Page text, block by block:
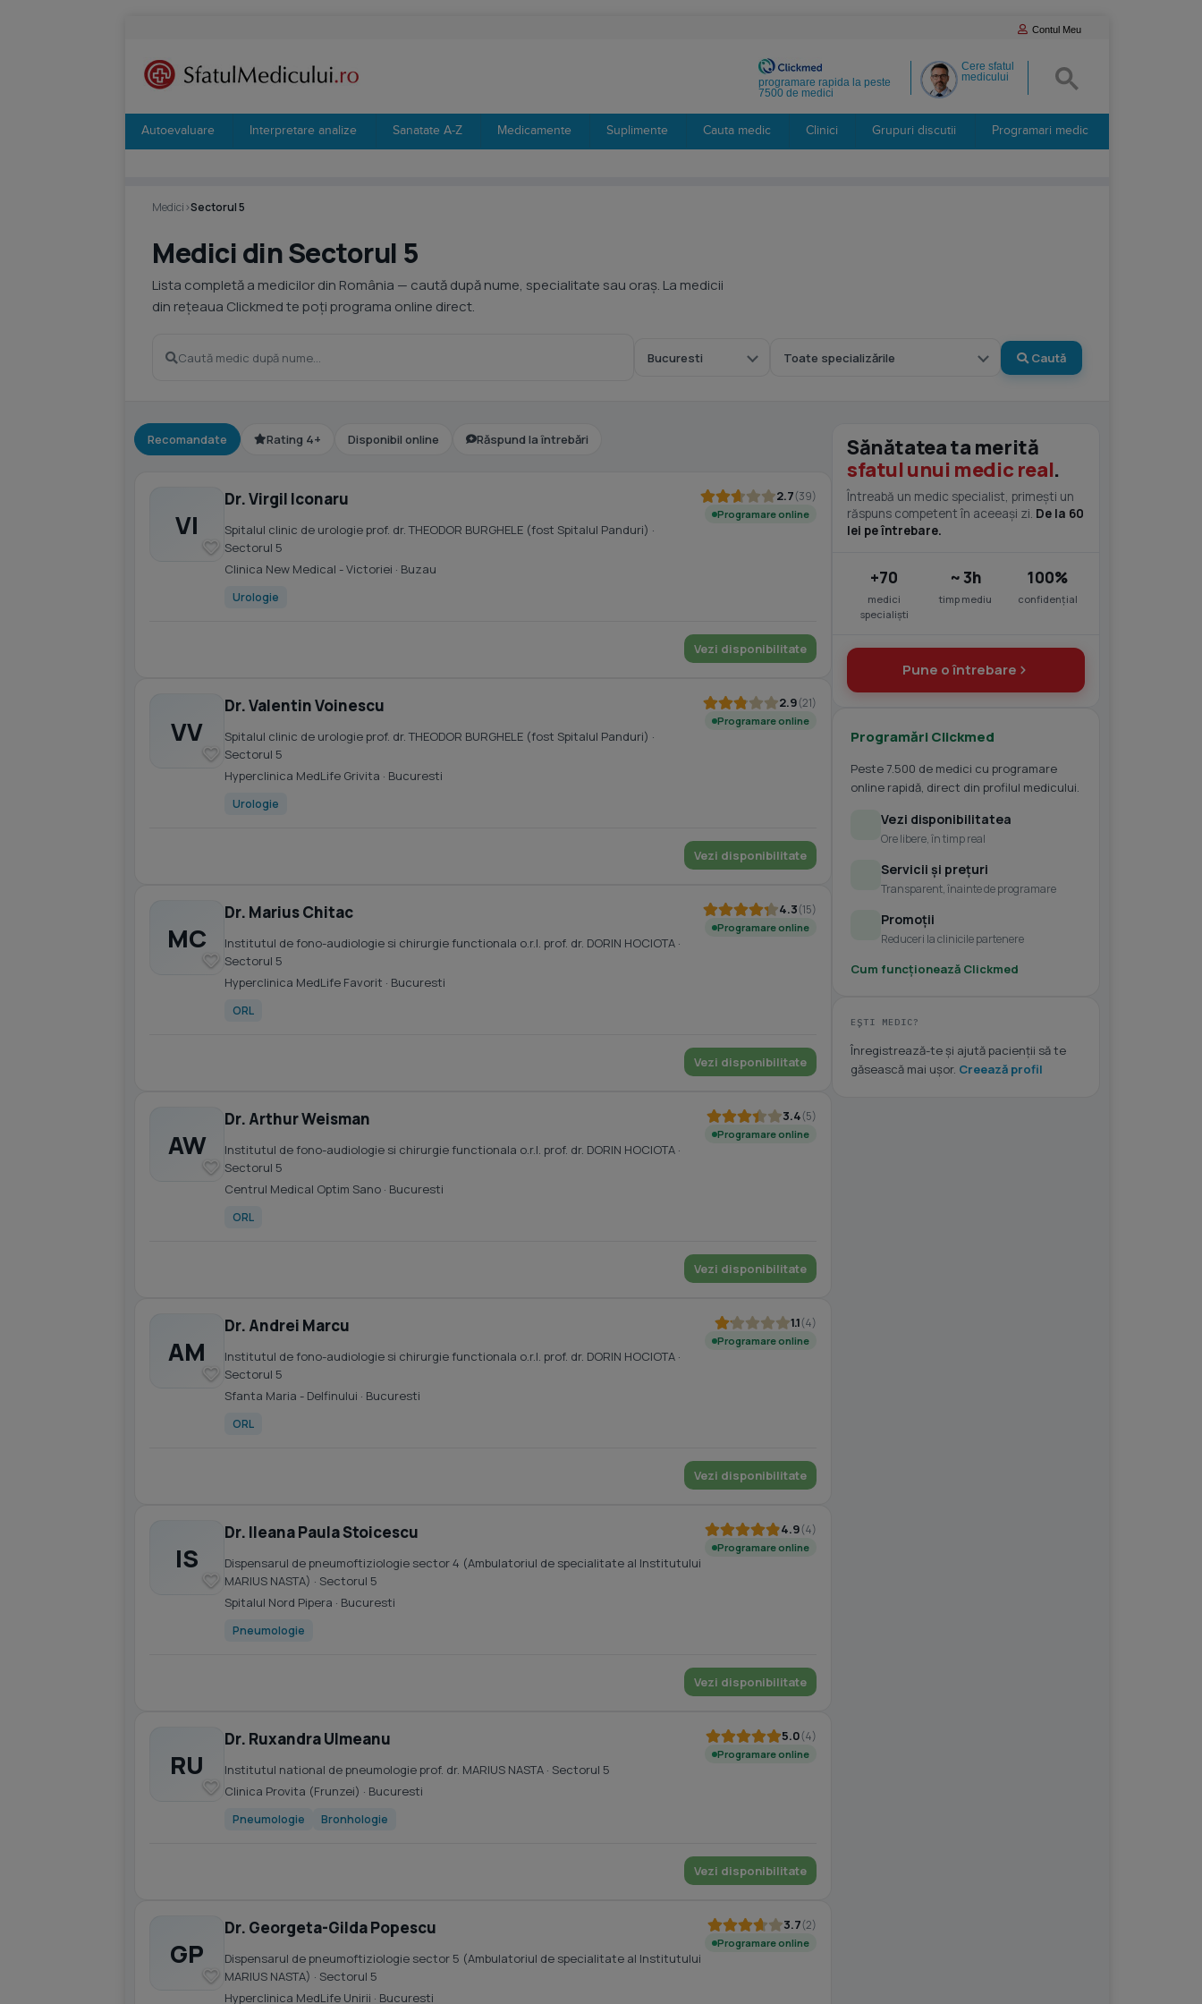
Contul Meu
Cere sfatul
medicului
programare rapida la peste
7500 de medici
Autoevaluare Interpretare analize Sanatate A-Z Medicamente Suplimente Cauta medic Clinici Grupuri discutii Programari medic
Medici›Sectorul 5
Medici din Sectorul 5
Lista completă a medicilor din România — caută după nume, specialitate sau oraș. La medicii
din rețeaua Clickmed te poți programa online direct.
Caută
Recomandate Rating 4+ Disponibil online Răspund la întrebări
VI
Dr. Virgil Iconaru
Spitalul clinic de urologie prof. dr. THEODOR BURGHELE (fost Spitalul Panduri) ·
Sectorul 5
Clinica New Medical - Victoriei · Buzau
Urologie
2.7(39)
Programare online
Vezi disponibilitate
VV
Dr. Valentin Voinescu
Spitalul clinic de urologie prof. dr. THEODOR BURGHELE (fost Spitalul Panduri) ·
Sectorul 5
Hyperclinica MedLife Grivita · Bucuresti
Urologie
2.9(21)
Programare online
Vezi disponibilitate
MC
Dr. Marius Chitac
Institutul de fono-audiologie si chirurgie functionala o.r.l. prof. dr. DORIN HOCIOTA ·
Sectorul 5
Hyperclinica MedLife Favorit · Bucuresti
ORL
4.3(15)
Programare online
Vezi disponibilitate
AW
Dr. Arthur Weisman
Institutul de fono-audiologie si chirurgie functionala o.r.l. prof. dr. DORIN HOCIOTA ·
Sectorul 5
Centrul Medical Optim Sano · Bucuresti
ORL
3.4(5)
Programare online
Vezi disponibilitate
AM
Dr. Andrei Marcu
Institutul de fono-audiologie si chirurgie functionala o.r.l. prof. dr. DORIN HOCIOTA ·
Sectorul 5
Sfanta Maria - Delfinului · Bucuresti
ORL
1.1(4)
Programare online
Vezi disponibilitate
IS
Dr. Ileana Paula Stoicescu
Dispensarul de pneumoftiziologie sector 4 (Ambulatoriul de specialitate al Institutului
MARIUS NASTA) · Sectorul 5
Spitalul Nord Pipera · Bucuresti
Pneumologie
4.9(4)
Programare online
Vezi disponibilitate
RU
Dr. Ruxandra Ulmeanu
Institutul national de pneumologie prof. dr. MARIUS NASTA · Sectorul 5
Clinica Provita (Frunzei) · Bucuresti
Pneumologie Bronhologie
5.0(4)
Programare online
Vezi disponibilitate
GP
Dr. Georgeta-Gilda Popescu
Dispensarul de pneumoftiziologie sector 5 (Ambulatoriul de specialitate al Institutului
MARIUS NASTA) · Sectorul 5
Hyperclinica MedLife Unirii · Bucuresti
3.7(2)
Programare online
Sănătatea ta merită
sfatul unui medic real.
Întreabă un medic specialist, primești un
răspuns competent în aceeași zi. De la 60
lei pe întrebare.
+70
medici
specialiști
~ 3h
timp mediu
100%
confidențial
Pune o întrebare
Programări Clickmed
Peste 7.500 de medici cu programare
online rapidă, direct din profilul medicului.
Vezi disponibilitatea
Ore libere, în timp real
Servicii și prețuri
Transparent, înainte de programare
Promoții
Reduceri la clinicile partenere
Cum funcționează Clickmed
EȘTI MEDIC?
Înregistrează-te și ajută pacienții să te
găsească mai ușor. Creează profil